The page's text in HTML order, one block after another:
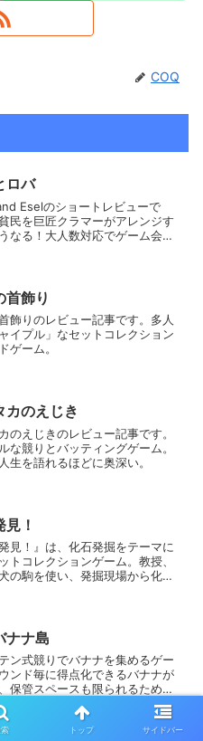
COQ
ロバ
Eselのショートレビューで
民を巨匠クラマーがアレンジす
なる！大人数対応でゲーム会で
首飾り
飾りのレビュー記事です。多人
イプル」なセットコレクション
ゲーム。
カのえじき
のえじきのレビュー記事です。
な競りとバッティングゲーム。
生を語れるほどに奥深い。
！
発見！』は、化石発掘をテーマに
トコレクションゲーム。教授、
の駒を使い、発掘現場から化石
たまらない一作。
ナナ島
ン式競りでバナナを集めるゲー
ンド毎に得点化できるバナナが
保管スペースも限られるため戦
要。オウムによる妨害や雷雨によ
方式の変化もスパイスに。相場が
やすく、心理戦も楽しめる。
トップ サイドバー